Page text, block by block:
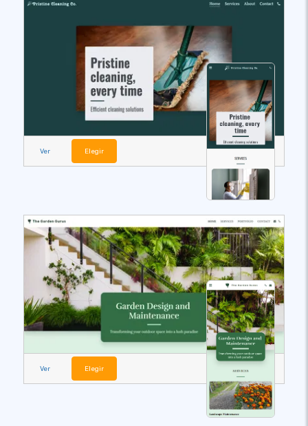
Ver Elegir
Ver Elegir